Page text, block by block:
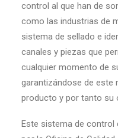
control al que han de
como las industrias de
sistema de sellado e
canales y piezas que
cualquier momento de
garantizándose de este
producto y por tanto su
Este sistema de control